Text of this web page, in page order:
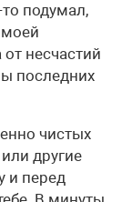
подумал,
моей
несчастий
последних
чистых
другие
и перед